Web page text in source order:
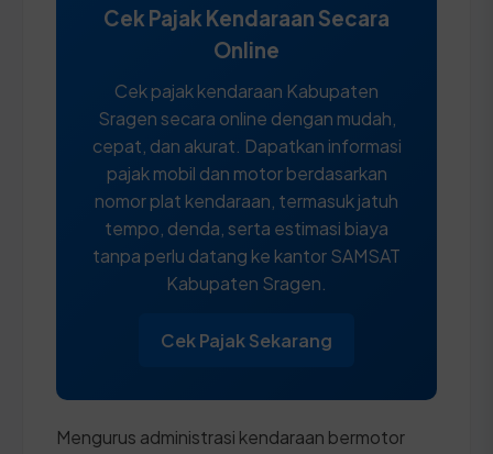
Cek Pajak Kendaraan Secara
Online
Cek pajak kendaraan Kabupaten
Sragen secara online dengan mudah,
cepat, dan akurat. Dapatkan informasi
pajak mobil dan motor berdasarkan
nomor plat kendaraan, termasuk jatuh
tempo, denda, serta estimasi biaya
tanpa perlu datang ke kantor SAMSAT
Kabupaten Sragen.
Cek Pajak Sekarang
Mengurus administrasi kendaraan bermotor